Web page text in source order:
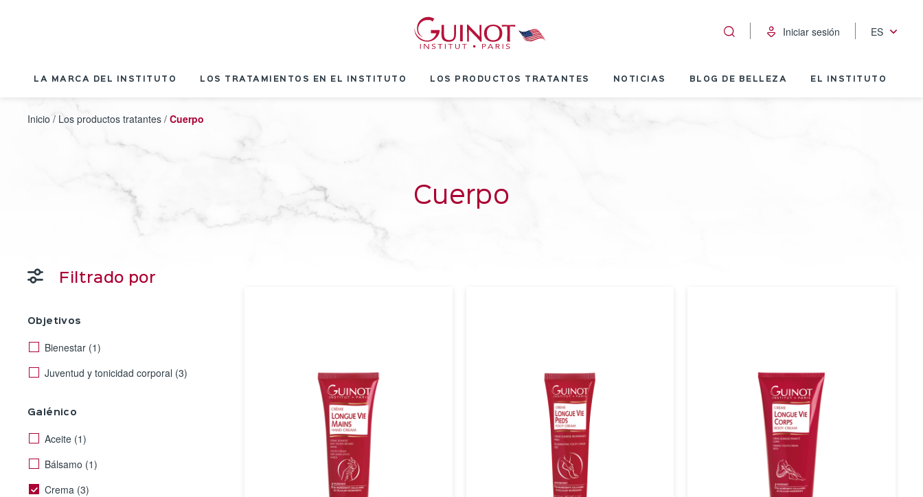
Iniciar sesión ES
LA MARCA DEL INSTITUTO LOS TRATAMIENTOS EN EL INSTITUTO LOS PRODUCTOS TRATANTES NOTICIAS BLOG DE BELLEZA EL INSTITUTO
Inicio / Los productos tratantes / Cuerpo
Cuerpo
Filtrado por
Objetivos
Bienestar (1)
Juventud y tonicidad corporal (3)
Galénico
Aceite (1)
Bálsamo (1)
Crema (3)